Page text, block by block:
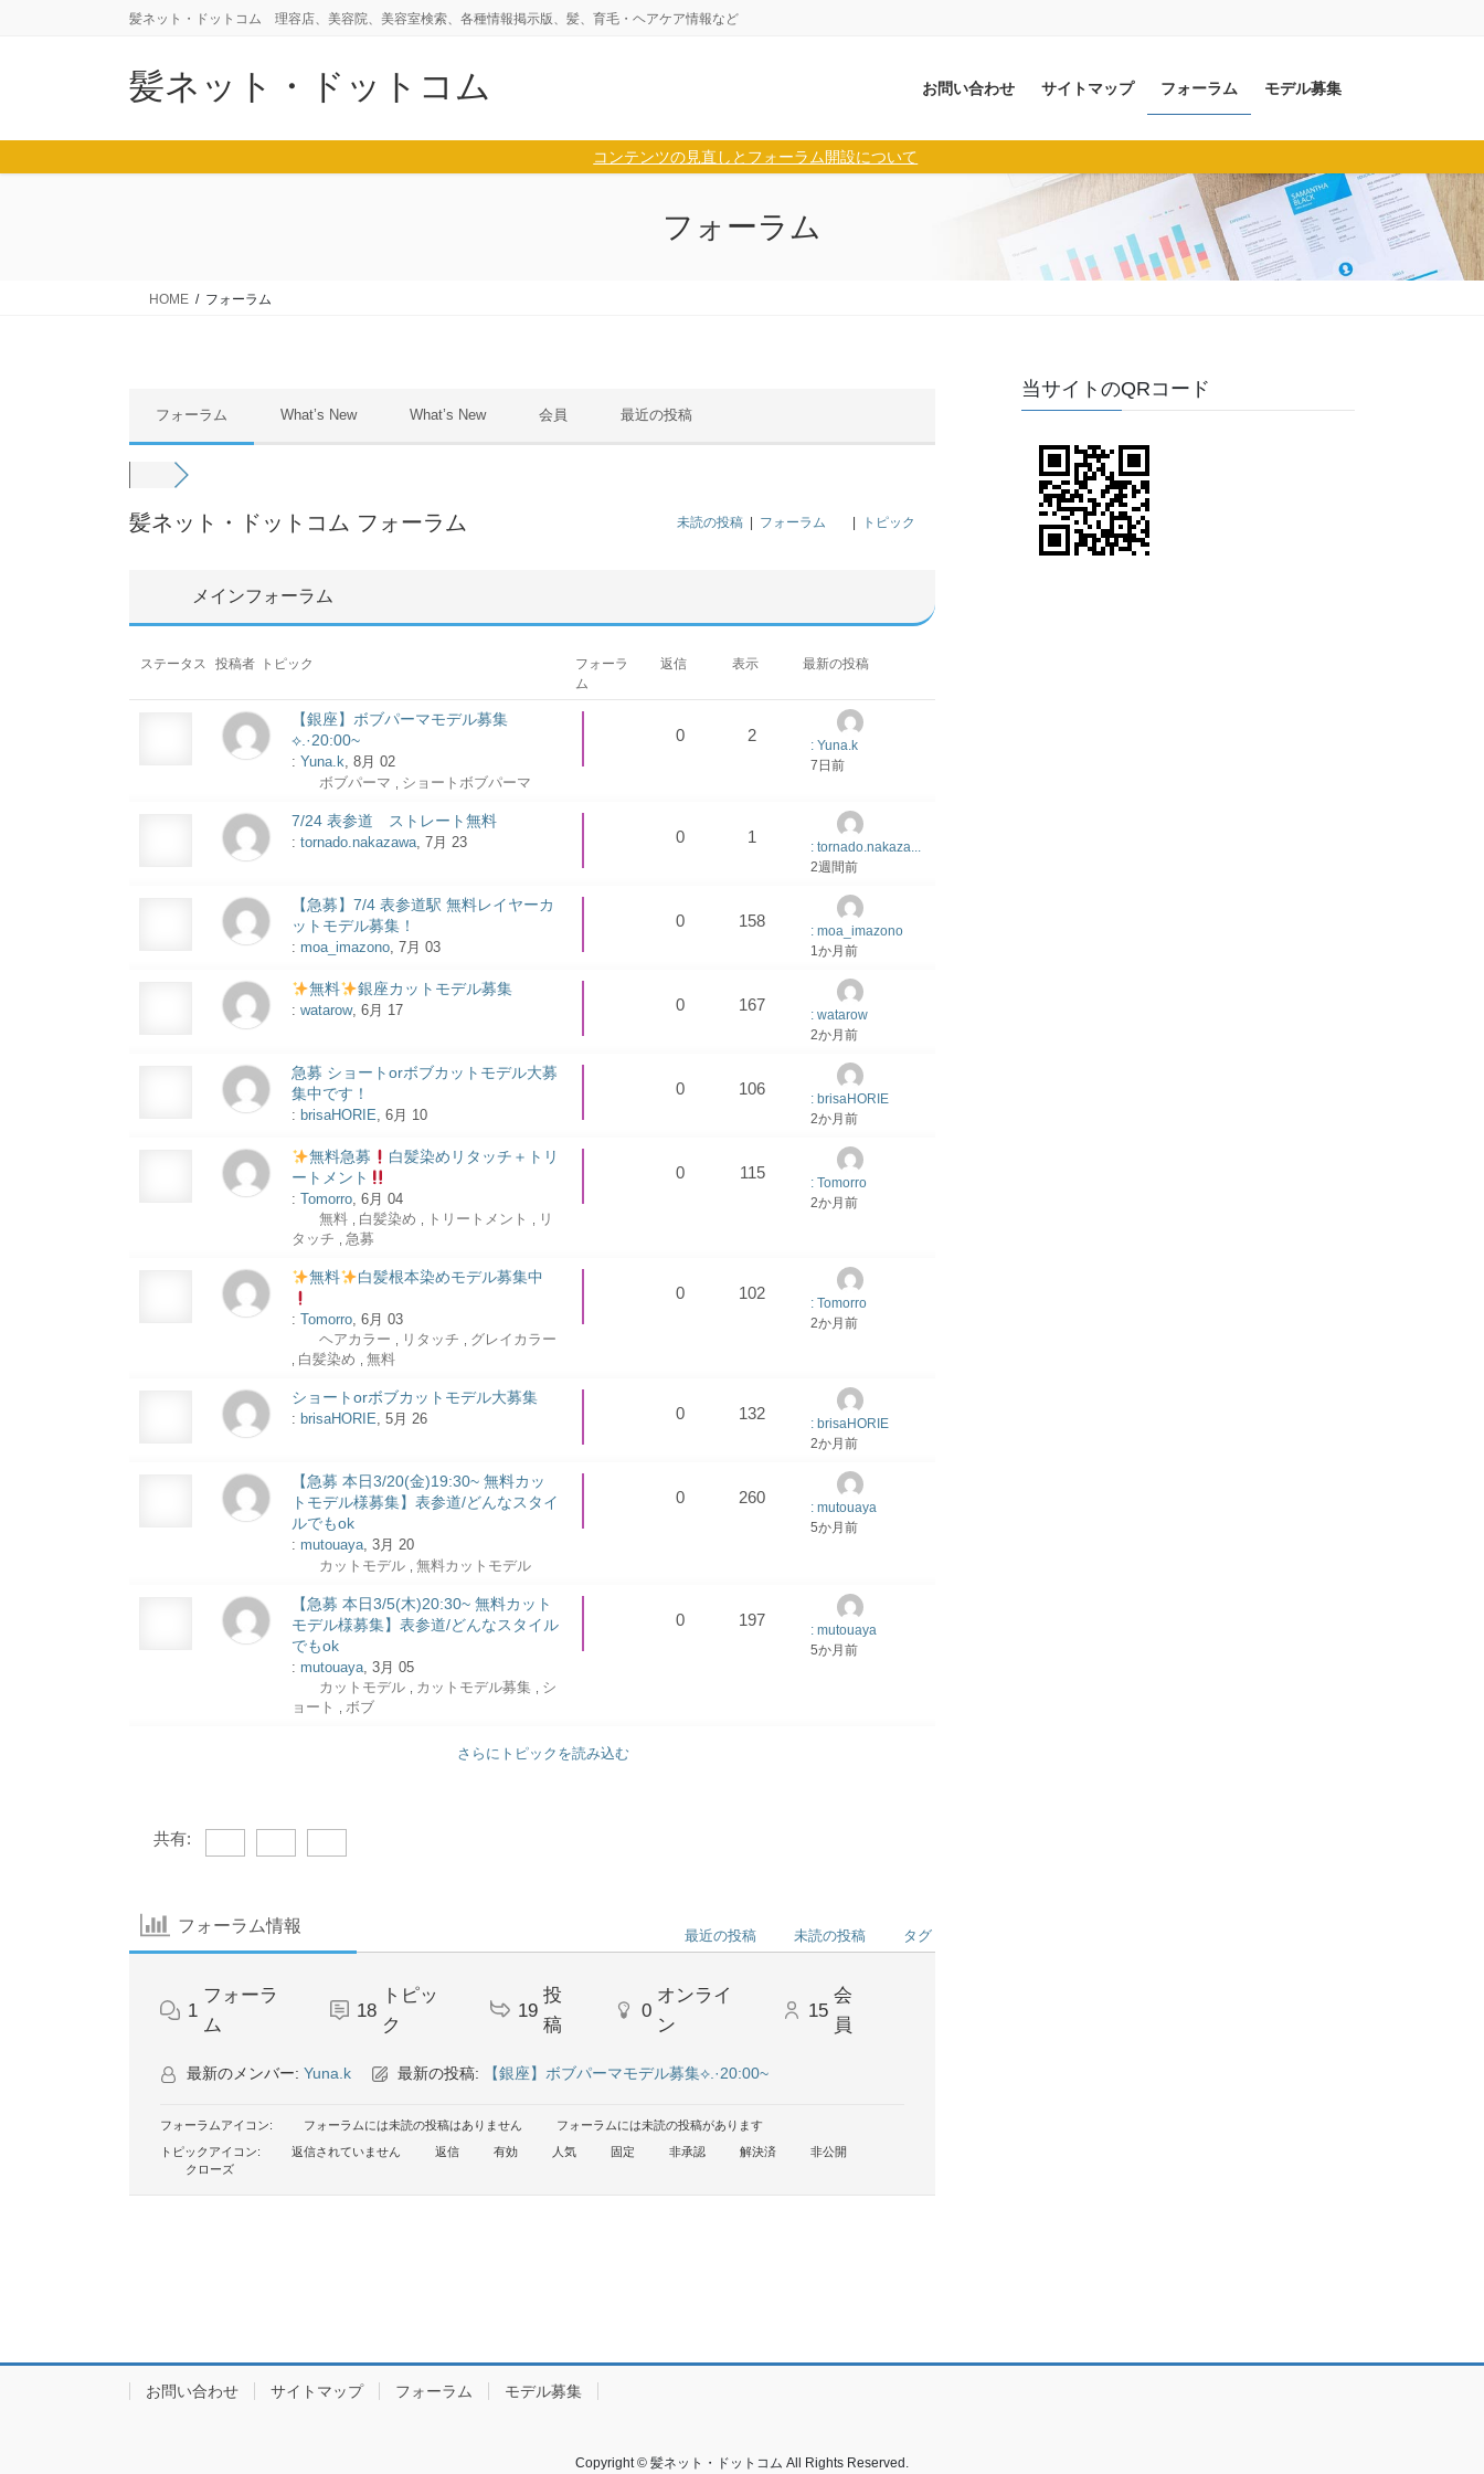
に
移
ョ
ン
髪ネット・ドットコム 理容店、美容院、美容室検索、各種情報掲示版、髪、育毛・ヘアケア情報など
髪ネット・ドットコム お問い合わせ サイトマップ フォーラム モデル募集
コンテンツの見直しとフォーラム開設について
フォーラム
HOME フォーラム
フォーラム What’s New What’s New 会員 最近の投稿
髪ネット・ドットコム フォーラム 未読の投稿 フォーラム トピック
メインフォーラム
ステータス 投稿者 トピック
フォーラ
ム
返信 表示 最新の投稿
【銀座】ボブパーマモデル募集
⟡.·20:00~
:Yuna.k, 8月 02
ボブパーマ
ショートボブパーマ
0 2
: Yuna.k
7日前
7/24 表参道 ストレート無料
:tornado.nakazawa, 7月 23 0 1
: tornado.nakaza...
2週間前
【急募】7/4 表参道駅 無料レイヤーカ
ットモデル募集！
: moa_imazono, 7月 03
0 158
: moa_imazono
1か月前
無料 銀座カットモデル募集
:watarow, 6月 17 0 167
: watarow
2か月前
急募 ショートorボブカットモデル大募
集中です！
: brisaHORIE, 6月 10
0 106
: brisaHORIE
2か月前
無料急募
白髪染めリタッチ＋トリ
ートメント
:Tomorro, 6月 04
無料
白髪染め トリートメント
リ
タッチ
急募
0 115
: Tomorro
2か月前
無料 白髪根本染めモデル募集中
:Tomorro, 6月 03
ヘアカラー
リタッチ グレイカラー
白髪染め 無料
0 102
: Tomorro
2か月前
ショートorボブカットモデル大募集
: brisaHORIE, 5月 26 0 132
: brisaHORIE
2か月前
【急募 本日3/20(金)19:30~ 無料カッ
トモデル様募集】表参道/どんなスタイ
ルでもok
: mutouaya, 3月 20
カットモデル
無料カットモデル
0 260
: mutouaya
5か月前
【急募 本日3/5(木)20:30~ 無料カット
モデル様募集】表参道/どんなスタイル
でもok
: mutouaya, 3月 05
カットモデル
カットモデル募集
シ
ョート
ボブ
0 197
: mutouaya
5か月前
さらにトピックを読み込む
共有:
フォーラム情報
最近の投稿 未読の投稿 タグ
1
フォーラ
ム
18
トピッ
ク
19
投
稿
0
オンライ
ン
15
会
員
最新のメンバー: Yuna.k 最新の投稿: 【銀座】ボブパーマモデル募集⟡.·20:00~
フォーラムアイコン: フォーラムには未読の投稿はありません
フォーラムには未読の投稿があります
トピックアイコン:
返信されていません 返信 有効 人気 固定 非承認 解決済
非公開
クローズ
当サイトのQRコード
お問い合わせ サイトマップ フォーラム モデル募集
Copyright © 髪ネット・ドットコム All Rights Reserved.